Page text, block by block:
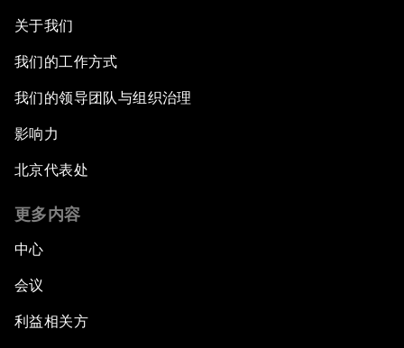
关于我们
我们的工作方式
我们的领导团队与组织治理
影响力
北京代表处
更多内容
中心
会议
利益相关方